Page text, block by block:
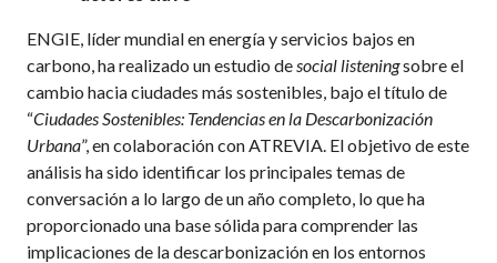
ENGIE, líder mundial en energía y servicios bajos en
carbono,ha realizado un estudio desocial listeningsobre el
cambio hacia ciudades más sostenibles, bajo el título de
“Ciudades Sostenibles: Tendencias en la Descarbonización
Urbana”, en colaboración con ATREVIA. El objetivo de este
análisis ha sido identificar los principales temas de
conversación a lo largo de un año completo, lo que ha
proporcionado una base sólida para comprender las
implicaciones de la descarbonización en los entornos